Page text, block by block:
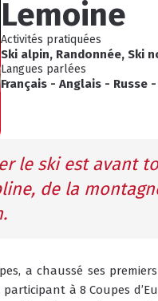
Lemoine
Activités pratiquées
Ski alpin, Randonnée, Ski
Langues parlées
Français - Anglais - Russe -
le ski est avant
de la
a chaussé ses
à 8 Coupes